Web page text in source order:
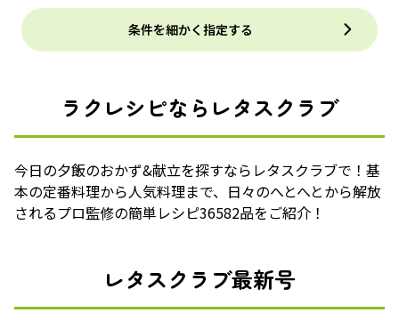
条件を細かく指定する
ラクレシピならレタスクラブ
今日の夕飯のおかず&献立を探すならレタスクラブで！基
本の定番料理から人気料理まで、日々のへとへとから解放
されるプロ監修の簡単レシピ36582品をご紹介！
レタスクラブ最新号